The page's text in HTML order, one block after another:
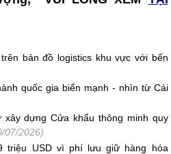
bản đồ logistics khu vực với bến
quốc gia biển mạnh - nhìn từ Cái
xây dựng Cửa khẩu thông minh quy
07/2026)
triệu USD vì phí lưu giữ hàng hóa